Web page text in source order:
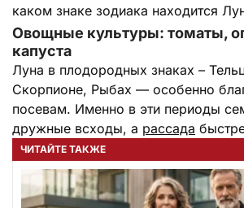
каком знаке зодиака находится
Овощные культуры: томаты,
капуста
Луна в плодородных знаках –
Скорпионе, Рыбах — особенно
посевам. Именно в эти периоды
дружные всходы, а рассада
ЧИТАЙТЕ ТАКЖЕ